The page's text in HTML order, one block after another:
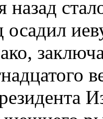
назад
осадил